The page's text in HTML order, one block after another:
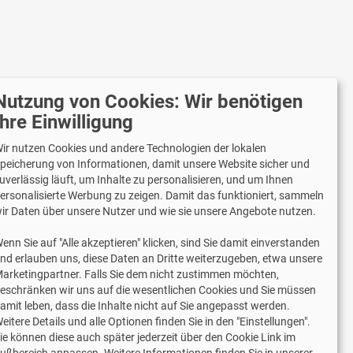
versenden mit
Lieferung auch an Packstationen und
Postfilialen
Samstagszustellung
2 Jahre Gewährleistung
von Cookies: Wir benötigen
Einwilligung
nutzen Cookies und andere Technologien der lokalen
von Informationen, damit unsere Website sicher und
läuft, um Inhalte zu personalisieren, und um Ihnen
Werbung zu zeigen. Damit das funktioniert, sammeln
Daten über unsere Nutzer und wie sie unsere Angebote nutzen.
Sie auf "Alle akzeptieren" klicken, sind Sie damit einverstanden
erlauben uns, diese Daten an Dritte weiterzugeben, etwa unsere
Falls Sie dem nicht zustimmen möchten,
wir uns auf die wesentlichen Cookies und Sie müssen
leben, dass die Inhalte nicht auf Sie angepasst werden.
Details und alle Optionen finden Sie in den "Einstellungen".
können diese auch später jederzeit über den Cookie Link im